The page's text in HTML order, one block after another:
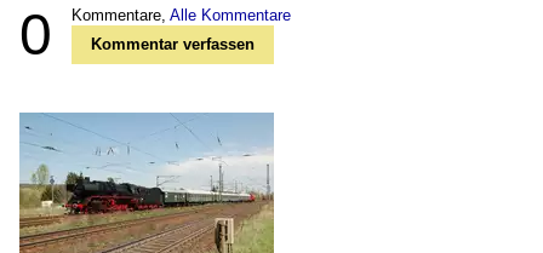
0 Kommentare, Alle Kommentare
Kommentar verfassen